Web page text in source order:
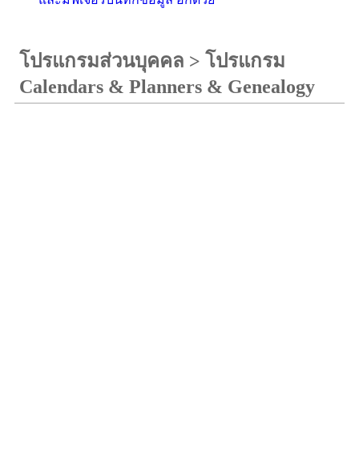
โปรแกรมส่วนบุคคล > โปรแกรม
Calendars & Planners & Genealogy